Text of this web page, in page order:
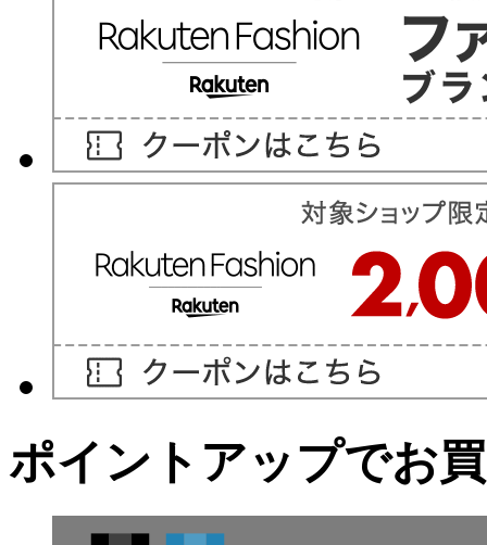
ポイントアップでお